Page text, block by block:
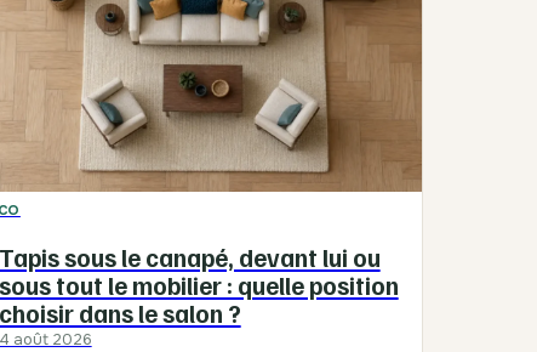
Tapis sous le canapé, devant lui ou
sous tout le mobilier : quelle position
choisir dans le salon ?
4 août 2026